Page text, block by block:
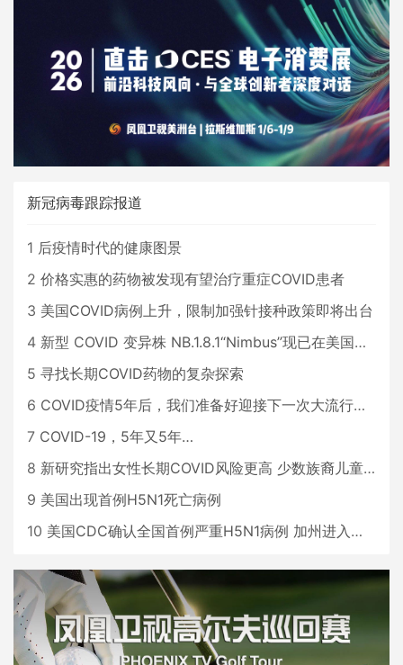
新冠病毒跟踪报道
1 后疫情时代的健康图景
2 价格实惠的药物被发现有望治疗重症COVID患者
3 美国COVID病例上升，限制加强针接种政策即将出台
4 新型 COVID 变异株 NB.1.8.1“Nimbus”现已在美国占据主导地位
5 寻找长期COVID药物的复杂探索
6 COVID疫情5年后，我们准备好迎接下一次大流行了吗？
7 COVID-19，5年又5年…
8 新研究指出女性长期COVID风险更高 少数族裔儿童存在差异
9 美国出现首例H5N1死亡病例
10 美国CDC确认全国首例严重H5N1病例 加州进入紧急状态